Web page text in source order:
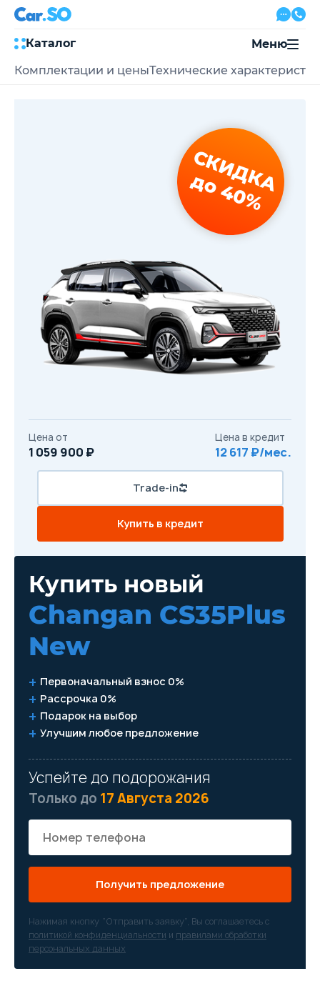
Каталог
Привольная улица, 2, к5
Перезвоните мне
Меню
Комплектации и ценыТехнические
Купить новый
Changan CS35Plus
New
Первоначальный взнос 0%
Рассрочка 0%
Подарок на выбор
Улучшим любое предложение
Успейте до подорожания
Только до 17 Августа 2026
Получить предложение
Нажимая кнопку “Отправить заявку”, Вы соглашаетесь с
политикой конфиденциальности и правилами обработки
персональных данных
СКИДКА
до 40%
Цена от
1 059 900 ₽
Цена в кредит
12 617 ₽/мес.
Trade-in
Купить в кредит